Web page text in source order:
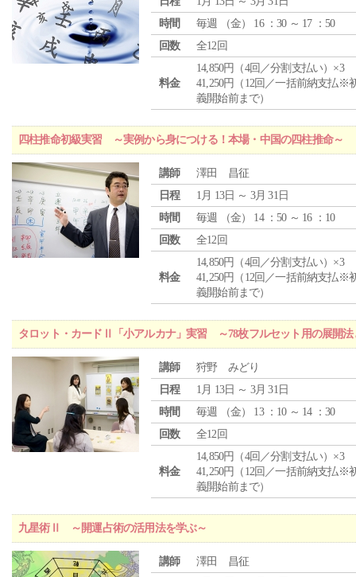
時間
毎週 （金） 16 ：30 ～ 17 ：50
回数
全12回
料金
14,850円（4回／分割支払い）×3
41,250円（12回／一括前納支払※
義開始前まで）
四柱推命初級実習 ～実例から身につける！本場・中国の四柱推命～
講師
澤田 昌征
日程
1月 13日 ～ 3月 31日
時間
毎週 （金） 14 ：50 ～ 16 ：10
回数
全12回
料金
14,850円（4回／分割支払い）×3
41,250円（12回／一括前納支払※
義開始前まで）
タロット・カードⅡ「小アルカナ」実習 ～78枚フルセット用の展開法
講師
狩野 みどり
日程
1月 13日 ～ 3月 31日
時間
毎週 （金） 13 ：10 ～ 14 ：30
回数
全12回
料金
14,850円（4回／分割支払い）×3
41,250円（12回／一括前納支払※
義開始前まで）
九星術Ⅱ ～開運占術の活用法を学ぶ～
講師 澤田 昌征